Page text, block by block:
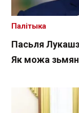
Пасьля
Як можа
Палітыка